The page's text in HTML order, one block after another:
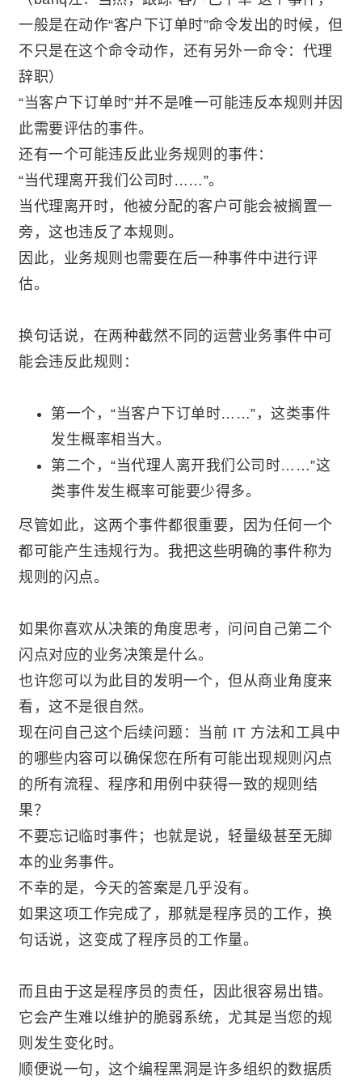
一般是在动作“客户下订单时”命令发出的时候，但
不只是在这个命令动作，还有另外一命令：代理
辞职）
“当客户下订单时”并不是唯一可能违反本规则并因
此需要评估的事件。
还有一个可能违反此业务规则的事件：
“当代理离开我们公司时……”。
当代理离开时，他被分配的客户可能会被搁置一
旁，这也违反了本规则。
因此，业务规则也需要在后一种事件中进行评
估。
换句话说，在两种截然不同的运营业务事件中可
能会违反此规则：
第一个，“当客户下订单时……”，这类事件
发生概率相当大。
第二个，“当代理人离开我们公司时……”这
类事件发生概率可能要少得多。
尽管如此，这两个事件都很重要，因为任何一个
都可能产生违规行为。我把这些明确的事件称为
规则的闪点。
如果你喜欢从决策的角度思考，问问自己第二个
闪点对应的业务决策是什么。
也许您可以为此目的发明一个，但从商业角度来
看，这不是很自然。
现在问自己这个后续问题：当前 IT 方法和工具中
的哪些内容可以确保您在所有可能出现规则闪点
的所有流程、程序和用例中获得一致的规则结
果？
不要忘记临时事件；也就是说，轻量级甚至无脚
本的业务事件。
不幸的是，今天的答案是几乎没有。
如果这项工作完成了，那就是程序员的工作，换
句话说，这变成了程序员的工作量。
而且由于这是程序员的责任，因此很容易出错。
它会产生难以维护的脆弱系统，尤其是当您的规
则发生变化时。
顺便说一句，这个编程黑洞是许多组织的数据质